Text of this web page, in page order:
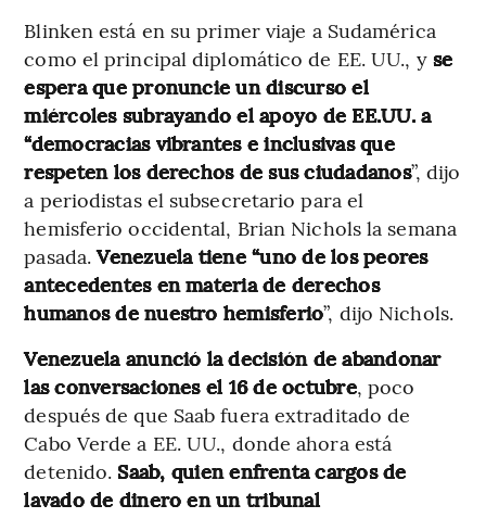
Blinken está en su primer viaje a Sudamérica
como el principal diplomático de EE. UU., y se
espera que pronuncie un discurso el
miércoles subrayando el apoyo de EE.UU. a
“democracias vibrantes e inclusivas que
respeten los derechos de sus ciudadanos”, dijo
a periodistas el subsecretario para el
hemisferio occidental, Brian Nichols la semana
pasada.Venezuela tiene “uno de los peores
antecedentes en materia de derechos
humanos de nuestro hemisferio”, dijo Nichols.
Venezuela anunció la decisión de abandonar
las conversaciones el 16 de octubre, poco
después de que Saab fuera extraditado de
Cabo Verde a EE. UU., donde ahora está
detenido. Saab, quien enfrenta cargos de
lavado de dinero en un tribunal